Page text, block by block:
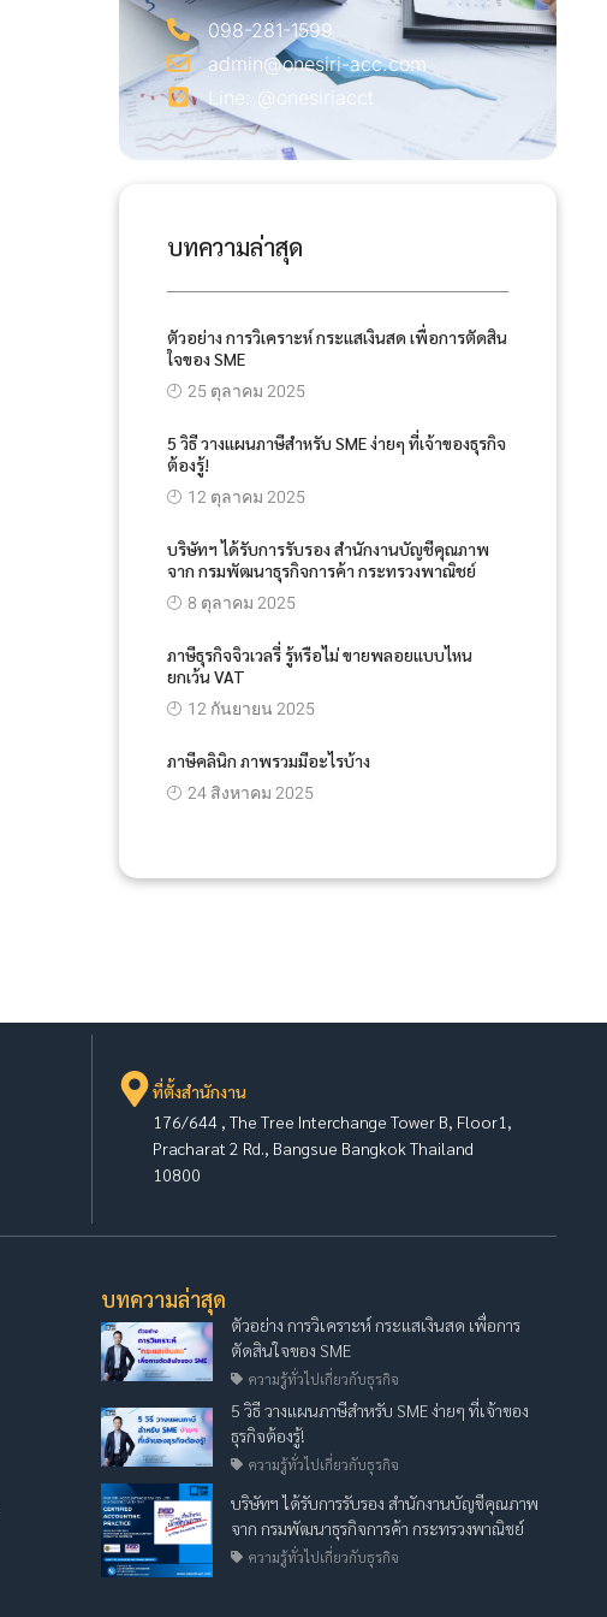
098-281-1599
admin@onesiri-acc.com
Line: @onesiriacct
บทความล่าสุด
ตัวอย่าง การวิเคราะห์ กระแสเงินสด เพื่อการตัดสิน
ใจของ SME
25 ตุลาคม 2025
5 วิธี วางแผนภาษีสำหรับ SME ง่ายๆ ที่เจ้าของธุรกิจ
ต้องรู้!
12 ตุลาคม 2025
บริษัทฯ ได้รับการรับรอง สำนักงานบัญชีคุณภาพ
จาก กรมพัฒนาธุรกิจการค้า กระทรวงพาณิชย์
8 ตุลาคม 2025
ภาษีธุรกิจจิวเวลรี่ รู้หรือไม่ ขายพลอยแบบไหน
ยกเว้น VAT
12 กันยายน 2025
ภาษีคลินิก ภาพรวมมีอะไรบ้าง
24 สิงหาคม 2025
ที่ตั้งสำนักงาน
176/644 , The Tree Interchange Tower B, Floor1,
Pracharat 2 Rd., Bangsue Bangkok Thailand
10800
บทความล่าสุด
ตัวอย่าง การวิเคราะห์ กระแสเงินสด เพื่อการ
ตัดสินใจของ SME
ความรู้ทั่วไปเกี่ยวกับธุรกิจ
5 วิธี วางแผนภาษีสำหรับ SME ง่ายๆ ที่เจ้าของ
ธุรกิจต้องรู้!
ความรู้ทั่วไปเกี่ยวกับธุรกิจ
บริษัทฯ ได้รับการรับรอง สำนักงานบัญชีคุณภาพ
จาก กรมพัฒนาธุรกิจการค้า กระทรวงพาณิชย์
ความรู้ทั่วไปเกี่ยวกับธุรกิจ